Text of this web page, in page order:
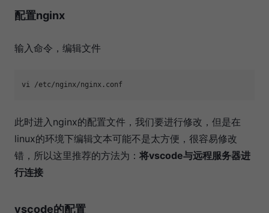
配置nginx
输入命令，编辑文件
此时进入nginx的配置文件，我们要进行修改，但是在
linux的环境下编辑文本可能不是太方便，很容易修改
错，所以这里推荐的方法为： 将vscode与远程服务器进
行连接
vscode的配置